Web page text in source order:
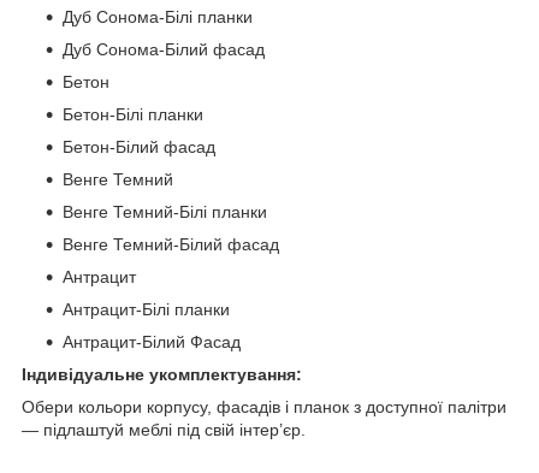
Дуб Сонома-Білі планки
Дуб Сонома-Білий фасад
Бетон
Бетон-Білі планки
Бетон-Білий фасад
Венге Темний
Венге Темний-Білі планки
Венге Темний-Білий фасад
Антрацит
Антрацит-Білі планки
Антрацит-Білий Фасад
Індивідуальне укомплектування:
Обери кольори корпусу, фасадів і планок з доступної палітри
— підлаштуй меблі під свій інтер’єр.